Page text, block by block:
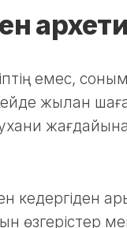
емес,
жылан
кедергіден